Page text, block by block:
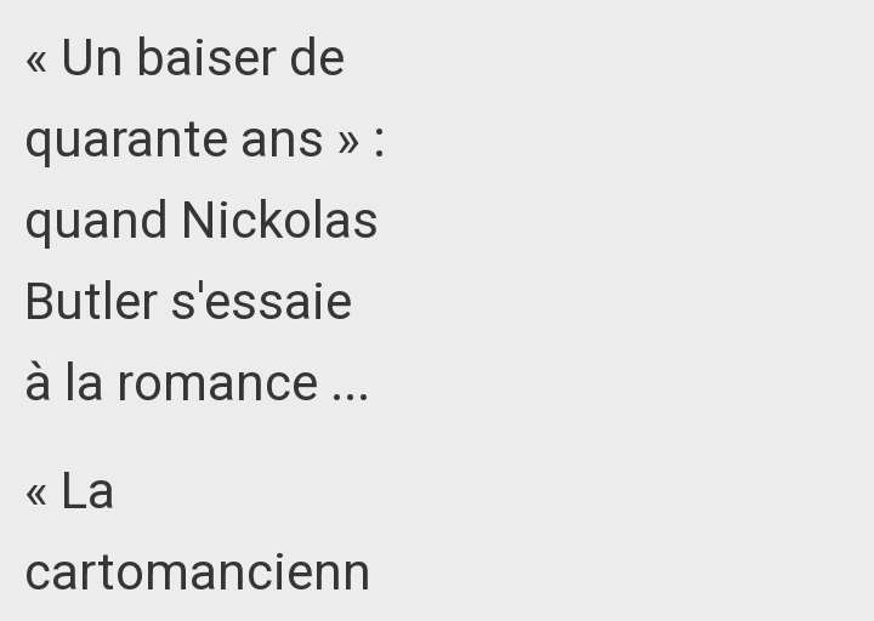
« Un baiser de
quarante ans » :
quand Nickolas
Butler s'essaie
à la romance ...
« La
cartomancienn